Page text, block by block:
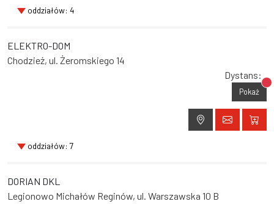
oddziałów: 4
ELEKTRO-DOM
Chodzież, ul. Żeromskiego 14
Dystans:
Pokaż
oddziałów: 7
DORIAN DKL
Legionowo Michałów Reginów, ul. Warszawska 10 B